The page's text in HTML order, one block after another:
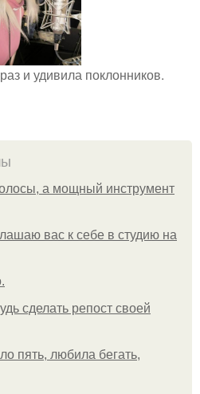
и удивила поклонников.
а мощный инструмент
вас к себе в студию на
сделать репост своей
пять, любила бегать,